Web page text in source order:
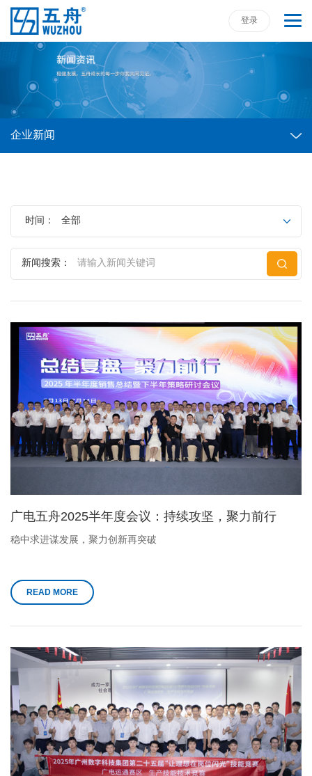
登录
企业新闻
时间： 全部
新闻搜索：
广电五舟2025半年度会议：持续攻坚，聚力前行
稳中求进谋发展，聚力创新再突破
READ MORE